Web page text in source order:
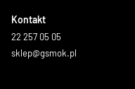
Kontakt
22 257 05 05
sklep@gsmok.pl